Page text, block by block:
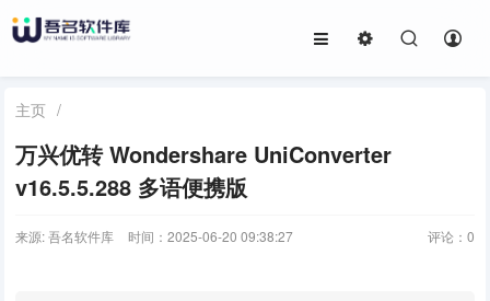
主页 /
万兴优转 Wondershare UniConverter
v16.5.5.288 多语便携版
来源: 吾名软件库 时间：2025-06-20 09:38:27 评论： 0